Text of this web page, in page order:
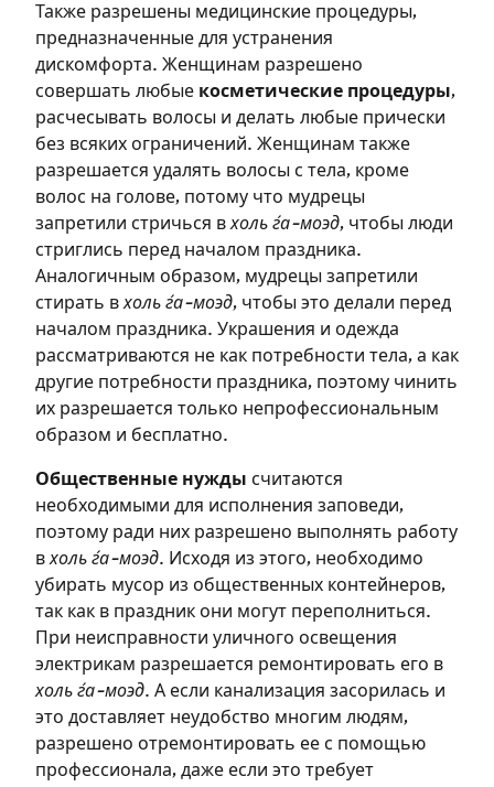
Также разрешены медицинские процедуры,
предназначенные для устранения
дискомфорта. Женщинам разрешено
совершать любые косметические процедуры,
расчесывать волосы и делать любые прически
без всяких ограничений. Женщинам также
разрешается удалять волосы с тела, кроме
волос на голове, потому что мудрецы
запретили стричься вхоль ѓа-моэд, чтобы люди
стриглись перед началом праздника.
Аналогичным образом, мудрецы запретили
стирать вхоль ѓа-моэд, чтобы это делали перед
началом праздника. Украшения и одежда
рассматриваются не как потребности тела, а как
другие потребности праздника, поэтому чинить
их разрешается только непрофессиональным
образом и бесплатно.
Общественные нужды считаются
необходимыми для исполнения заповеди,
поэтому ради них разрешено выполнять работу
вхоль ѓа-моэд. Исходя из этого, необходимо
убирать мусор из общественных контейнеров,
так как в праздник они могут переполниться.
При неисправности уличного освещения
электрикам разрешается ремонтировать его в
холь ѓа-моэд. А если канализация засорилась и
это доставляет неудобство многим людям,
разрешено отремонтировать ее с помощью
профессионала, даже если это требует
Зарегистрироваться
на сайте
Чтобы делать пометки на сайте,
необходимо зарегистрироваться.